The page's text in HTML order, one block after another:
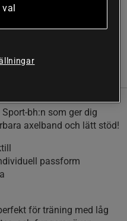
axelband och lätt stöd!
bh:n som ger dig
axelband och lätt stöd!
passform
för träning med låg